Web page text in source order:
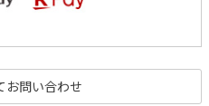
お問い合わせ